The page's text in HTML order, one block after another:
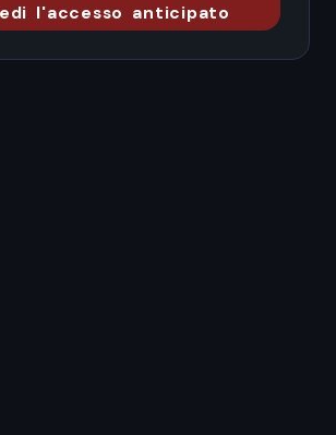
l'accesso anticipato